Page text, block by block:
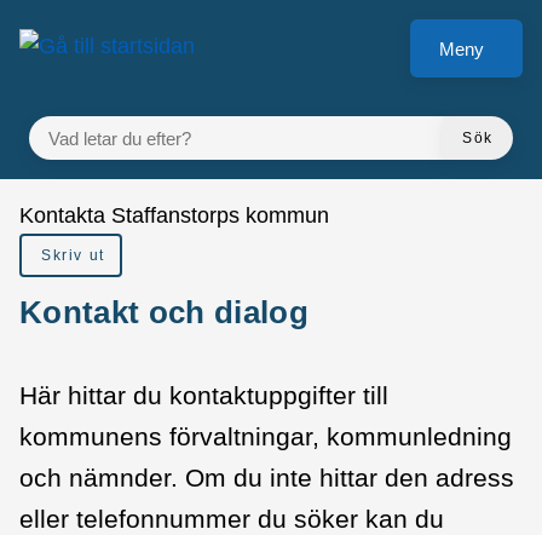
Gå till innehåll
till sidomeny
Meny
VAD LETAR DU EFTER?
Sök
Du är här:
Kontakta Staffanstorps kommun
Skriv ut
Kontakt och dialog
Här hittar du kontaktuppgifter till
kommunens förvaltningar, kommunledning
och nämnder. Om du inte hittar den adress
eller telefonnummer du söker kan du